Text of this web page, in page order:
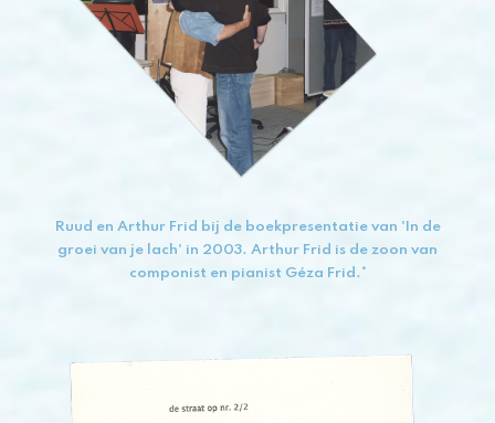
Ruud en Arthur Frid bij de boekpresentatie van 'In de
groei van je lach' in 2003. Arthur Frid is de zoon van
componist en pianist Géza Frid.*